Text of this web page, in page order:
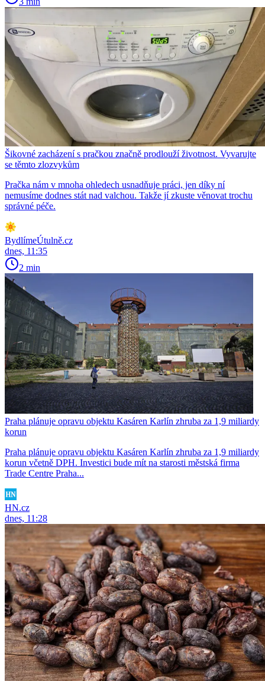
Šikovné zacházení s pračkou značně prodlouží životnost. Vyvarujte
se těmto zlozvykům
Pračka nám v mnoha ohledech usnadňuje práci, jen díky ní
nemusíme dodnes stát nad valchou. Takže jí zkuste věnovat trochu
správné péče.
BydlímeÚtulně.cz
dnes, 11:35
2 min
Praha plánuje opravu objektu Kasáren Karlín zhruba za 1,9 miliardy
korun
Praha plánuje opravu objektu Kasáren Karlín zhruba za 1,9 miliardy
korun včetně DPH. Investici bude mít na starosti městská firma
Trade Centre Praha...
HN.cz
dnes, 11:28